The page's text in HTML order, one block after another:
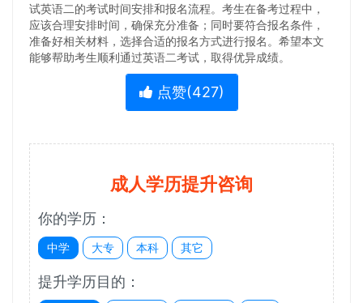
试英语二的考试时间安排和报名流程。考生在备考过程中，
应该合理安排时间，确保充分准备；同时要符合报名条件，
准备好相关材料，选择合适的报名方式进行报名。希望本文
能够帮助考生顺利通过英语二考试，取得优异成绩。
点赞(427)
成人学历提升咨询
你的学历：
中学 大专 本科 其它
提升学历目的：